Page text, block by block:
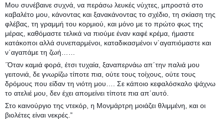
Μου συνέβαινε συχνά, να περάσω λευκές νύχτες, μπροστά στο
καβαλέτο μου, κάνοντας και ξανακάνοντας το σχέδιο, τη σκίαση της
φλέβας, τη γραμμή του κορμιού, και μόνο με το πρώτο φως της
μέρας, καθόμαστε τελικά να πιούμε έναν καφέ κρέμα, ήμαστε
κατάκοποι αλλά συνεπαρμένοι, καταδικασμένοι ν΄αγαπιόμαστε και
ν΄αγαπάμε τη ζωή……
΄Όταν καμιά φορά, έτσι τυχαία, ξαναπερνάω απ΄την παλιά μου
γειτονιά, δε γνωρίζω τίποτε πια, ούτε τους τοίχους, ούτε τους
δρόμους που είδαν τη νιότη μου…. Σε κάποιο κεφαλόσκαλο ψάχνω
το ατελιέ μου, δεν έχει απομείνει τίποτε πια απ΄αυτό.
Στο καινούργιο της ντεκόρ, η Μονμάρτρη μοιάζει θλιμμένη, και οι
βιολέτες είναι νεκρές.”